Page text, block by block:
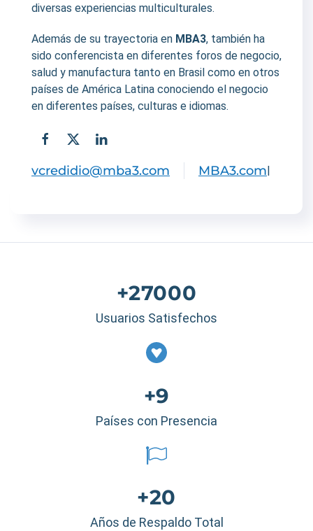
diversas experiencias multiculturales.
Además de su trayectoria en MBA3, también ha
sido conferencista en diferentes foros de negocio,
salud y manufactura tanto en Brasil como en otros
países de América Latina conociendo el negocio
en diferentes países, culturas e idiomas.
vcredidio@mba3.com MBA3.com|
+27000
Usuarios Satisfechos
+9
Países con Presencia
+20
Años de Respaldo Total